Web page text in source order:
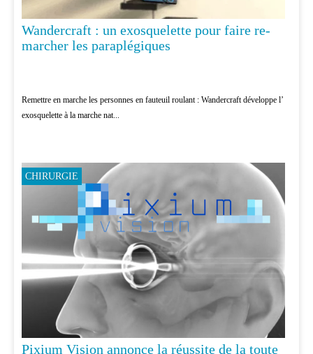
Wandercraft : un exosquelette pour faire re-
marcher les paraplégiques
Remettre en marche les personnes en fauteuil roulant : Wandercraft développe l’
exosquelette à la marche nat...
CHIRURGIE
Pixium Vision annonce la réussite de la toute